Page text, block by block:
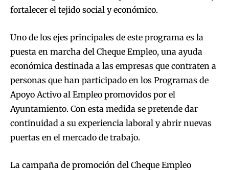
fortalecer el tejido social y económico.
Uno de los ejes principales de este programa es la
puesta en marcha del Cheque Empleo, una ayuda
económica destinada a las empresas que contraten a
personas que han participado en los Programas de
Apoyo Activo al Empleo promovidos por el
Ayuntamiento. Con esta medida se pretende dar
continuidad a su experiencia laboral y abrir nuevas
puertas en el mercado de trabajo.
La campaña de promoción del Cheque Empleo